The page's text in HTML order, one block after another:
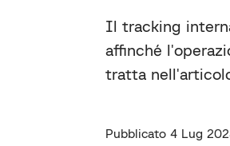
Il tracking
affinché
tratta
Pubblicato 4 Lug